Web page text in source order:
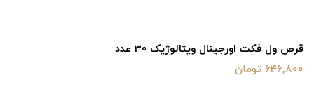
قرص ول فکت اورجینال ویتالوژیک 30 عدد
646,800 تومان